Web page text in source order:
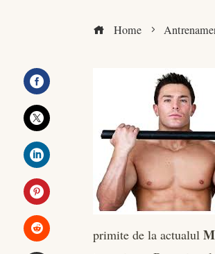
Home
Facebook
Twitter
LinkedIn
Pinterest
primite de la actualul